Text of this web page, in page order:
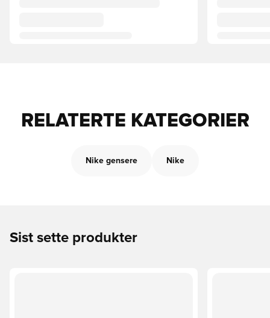
RELATERTE KATEGORIER
Nike gensere Nike
Sist sette produkter